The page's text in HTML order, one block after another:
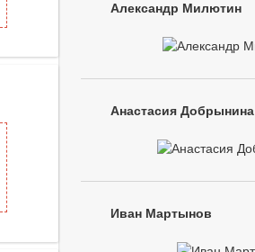
Александр Милютин
Анастасия Добрынина
Иван Мартынов